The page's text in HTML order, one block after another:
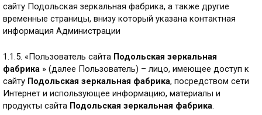
сайту Подольская зеркальная фабрика, а также другие
временные страницы, внизу который указана контактная
информация Администрации
1.1.5. «Пользователь сайта Подольская зеркальная
фабрика » (далее Пользователь) – лицо, имеющее доступ к
сайту Подольская зеркальная фабрика, посредством сети
Интернет и использующее информацию, материалы и
продукты сайта Подольская зеркальная фабрика.